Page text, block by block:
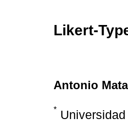
Likert-
Antonio
*